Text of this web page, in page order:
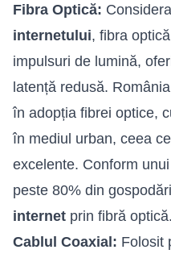
Fibra Optică:
internetului, fibra
impulsuri de lumină,
latență redusă.
în adopția fibrei optice,
în mediul urban, ceea
excelente. Conform
peste 80% din
internet prin fibră optică.
Cablul Coaxial: Folosit